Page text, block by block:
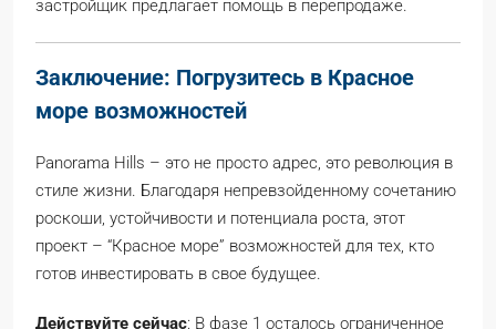
застройщик предлагает помощь в перепродаже.
Заключение: Погрузитесь в Красное
море возможностей
Panorama Hills – это не просто адрес, это революция в
стиле жизни. Благодаря непревзойденному сочетанию
роскоши, устойчивости и потенциала роста, этот
проект – “Красное море” возможностей для тех, кто
готов инвестировать в свое будущее.
Действуйте сейчас: В фазе 1 осталось ограниченное